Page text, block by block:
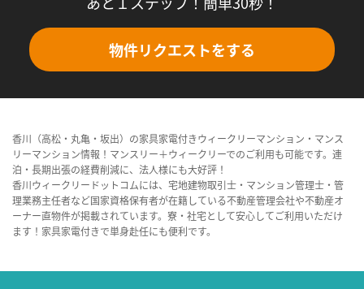
物件リクエストをする
香川（高松・丸亀・坂出）の家具家電付きウィークリーマンション・マンス
リーマンション情報！マンスリー＋ウィークリーでのご利用も可能です。連
泊・長期出張の経費削減に、法人様にも大好評！
香川ウィークリードットコムには、宅地建物取引士・マンション管理士・管
理業務主任者など国家資格保有者が在籍している不動産管理会社や不動産オ
ーナー直物件が掲載されています。寮・社宅として安心してご利用いただけ
ます！家具家電付きで単身赴任にも便利です。